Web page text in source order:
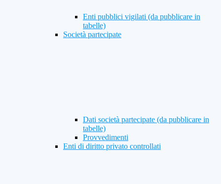
Enti pubblici vigilati (da pubblicare in
tabelle)
Società partecipate
Dati società partecipate (da pubblicare in
tabelle)
Provvedimenti
Enti di diritto privato controllati